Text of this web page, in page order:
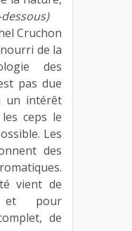
Cruchon
de la
des
pas due
un intérêt
ceps le
Les
des
vient de
et pour
de